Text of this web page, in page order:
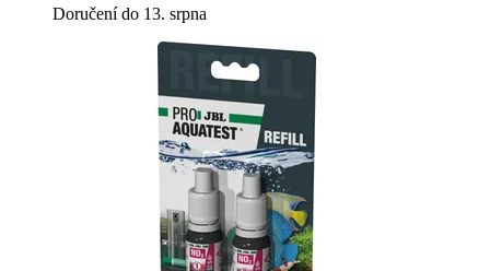
Doručení do 13. srpna